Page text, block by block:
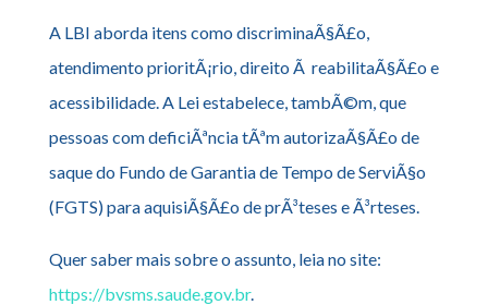
A LBI aborda itens como discriminaÃ§Ã£o,
atendimento prioritÃ¡rio, direito Ã reabilitaÃ§Ã£o e
acessibilidade. A Lei estabelece, tambÃ©m, que
pessoas com deficiÃªncia tÃªm autorizaÃ§Ã£o de
saque do Fundo de Garantia de Tempo de ServiÃ§o
(FGTS) para aquisiÃ§Ã£o de prÃ³teses e Ã³rteses.
Quer saber mais sobre o assunto, leia no site:
https://bvsms.saude.gov.br.